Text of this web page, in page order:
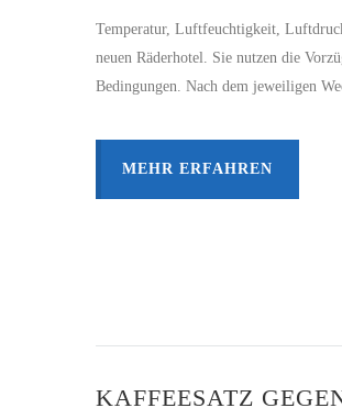
Temperatur, Luftfeuchtigkeit,
neuen Räderhotel. Sie nutzen die
Bedingungen. Nach dem jeweiligen
MEHR ERFAHREN
KAFFEESATZ